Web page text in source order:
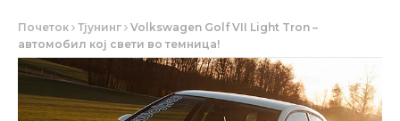
Почеток Тјунинг
Volkswagen Golf VII Light Tron –
автомобил кој свети во темница!